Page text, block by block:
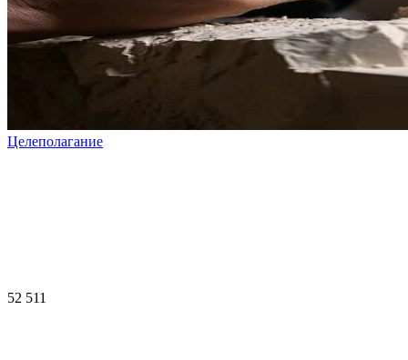
Целеполагание
52 511